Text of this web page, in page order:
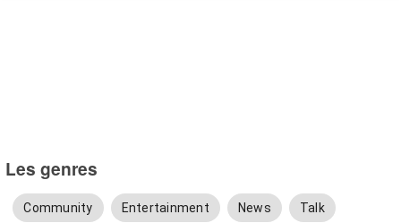
Les genres
Community Entertainment News Talk